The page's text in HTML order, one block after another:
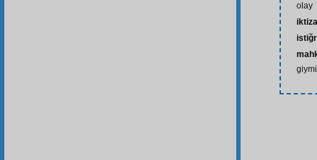
olay
iktiza